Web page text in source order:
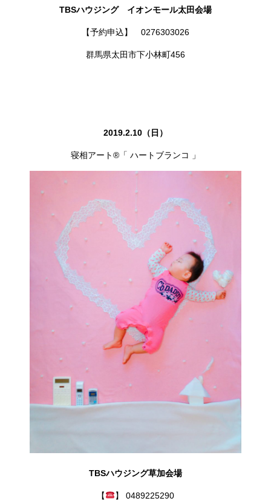
TBSハウジング イオンモール太田会場
【予約申込】 0276303026
群馬県太田市下小林町456
2019.2.10（日）
寝相アート®「 ハートブランコ 」
TBSハウジング草加会場
【 】 0489225290